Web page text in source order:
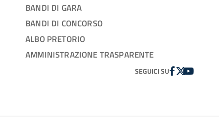
BANDI DI GARA
BANDI DI CONCORSO
ALBO PRETORIO
AMMINISTRAZIONE TRASPARENTE
SEGUICI SUFACEBOOK
TWITTER
YOUTUBE